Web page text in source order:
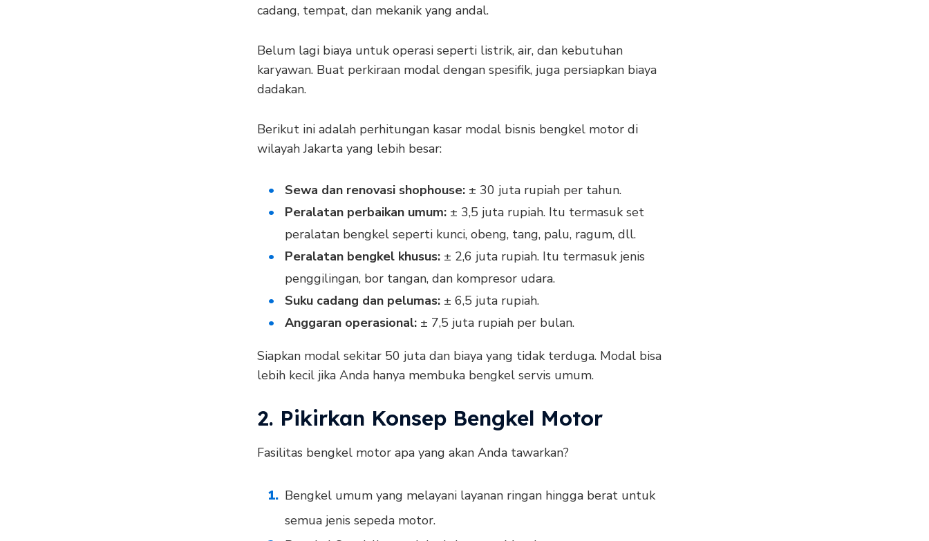
cadang, tempat, dan mekanik yang andal.
Belum lagi biaya untuk operasi seperti listrik, air, dan kebutuhan
karyawan. Buat perkiraan modal dengan spesifik, juga persiapkan biaya
dadakan.
Berikut ini adalah perhitungan kasar modal bisnis bengkel motor di
wilayah Jakarta yang lebih besar:
Sewa dan renovasi shophouse: ± 30 juta rupiah per tahun.
Peralatan perbaikan umum: ± 3,5 juta rupiah. Itu termasuk set
peralatan bengkel seperti kunci, obeng, tang, palu, ragum, dll.
Peralatan bengkel khusus: ± 2,6 juta rupiah. Itu termasuk jenis
penggilingan, bor tangan, dan kompresor udara.
Suku cadang dan pelumas: ± 6,5 juta rupiah.
Anggaran operasional: ± 7,5 juta rupiah per bulan.
Siapkan modal sekitar 50 juta dan biaya yang tidak terduga. Modal bisa
lebih kecil jika Anda hanya membuka bengkel servis umum.
2. Pikirkan Konsep Bengkel Motor
Fasilitas bengkel motor apa yang akan Anda tawarkan?
Bengkel umum yang melayani layanan ringan hingga berat untuk
semua jenis sepeda motor.